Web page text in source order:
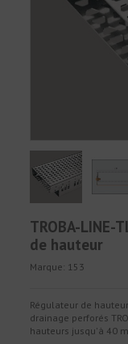
TROBA-LINE-
de hauteur
Marque: 153
Régulateur de
drainage perforés
hauteurs jusqu'à 40